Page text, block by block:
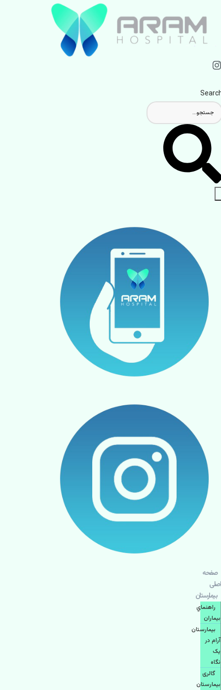
صفحه
اصلی
بيمارستان
راهنماي
بیماران
بیمارستان
آرام در
یک
نگاه
گالری
بیمارستان